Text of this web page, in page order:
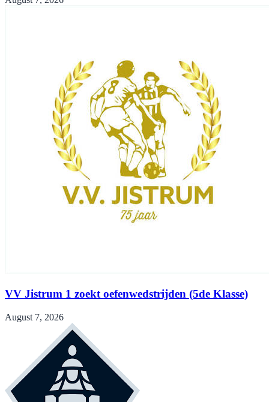
VV Jistrum 1 zoekt oefenwedstrijden (5de Klasse)
August 7, 2026